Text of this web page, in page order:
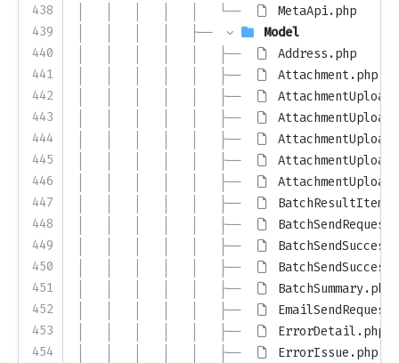
438
439
440
441
442
443
444
445
446
447
448
449
450
451
452
453
454
│   │   │   │   │   └──
MetaApi.php
│   │   │   │   ├──
Model
│   │   │   │   │   ├──
Address.php
│   │   │   │   │   ├──
Attachment.php
│   │   │   │   │   ├──
│   │   │   │   │   ├──
│   │   │   │   │   ├──
│   │   │   │   │   ├──
│   │   │   │   │   ├──
│   │   │   │   │   ├──
│   │   │   │   │   ├──
│   │   │   │   │   ├──
│   │   │   │   │   ├──
│   │   │   │   │   ├──
BatchSummary.php
│   │   │   │   │   ├──
│   │   │   │   │   ├──
ErrorDetail.php
│   │   │   │   │   ├──
ErrorIssue.php